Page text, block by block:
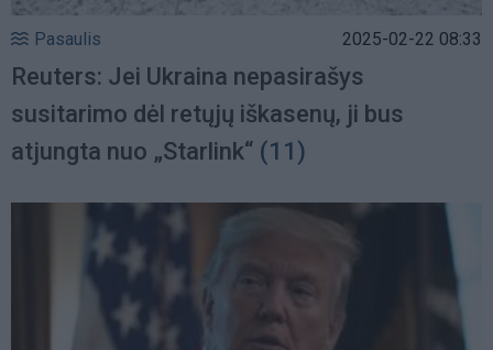
Pasaulis 2025-02-22 08:33
Reuters: Jei Ukraina nepasirašys
susitarimo dėl retųjų iškasenų, ji bus
atjungta nuo „Starlink“ (11)